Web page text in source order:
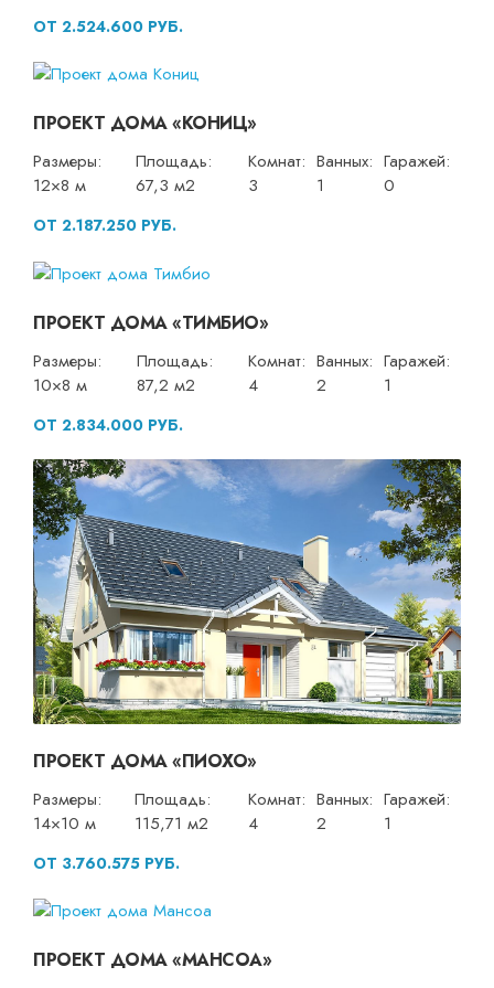
ОТ 2.524.600 РУБ.
ПРОЕКТ ДОМА «КОНИЦ»
Размеры:
12×8 м
Площадь:
67,3 м2
Комнат:
3
Ванных:
1
Гаражей:
0
ОТ 2.187.250 РУБ.
ПРОЕКТ ДОМА «ТИМБИО»
Размеры:
10×8 м
Площадь:
87,2 м2
Комнат:
4
Ванных:
2
Гаражей:
1
ОТ 2.834.000 РУБ.
ПРОЕКТ ДОМА «ПИОХО»
Размеры:
14×10 м
Площадь:
115,71 м2
Комнат:
4
Ванных:
2
Гаражей:
1
ОТ 3.760.575 РУБ.
ПРОЕКТ ДОМА «МАНСОА»